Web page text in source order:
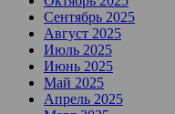
Сентябрь 2025
Август 2025
Июль 2025
Июнь 2025
Май 2025
Апрель 2025